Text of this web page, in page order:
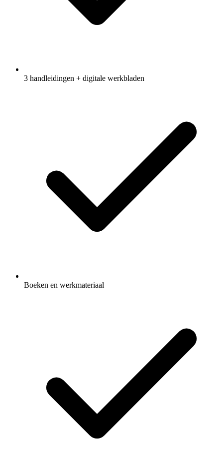
3 handleidingen + digitale werkbladen
Boeken en werkmateriaal